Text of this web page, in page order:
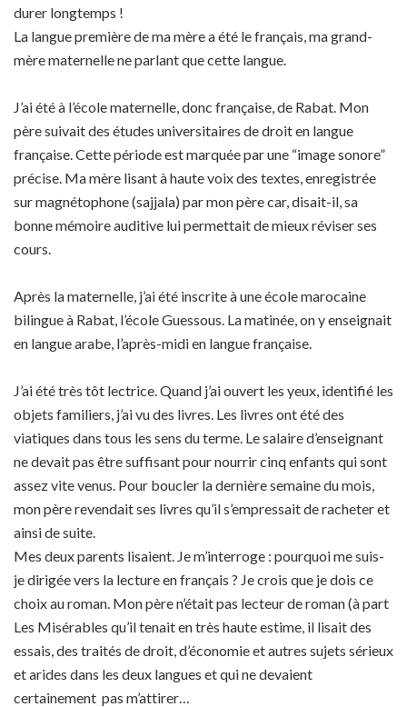
durer longtemps !
La langue première de ma mère a été le français, ma grand-
mère maternelle ne parlant que cette langue.
J’ai été à l’école maternelle, donc française, de Rabat. Mon
père suivait des études universitaires de droit en langue
française. Cette période est marquée par une “image sonore”
précise. Ma mère lisant à haute voix des textes, enregistrée
sur magnétophone (sajjala) par mon père car, disait-il, sa
bonne mémoire auditive lui permettait de mieux réviser ses
cours.
Après la maternelle, j’ai été inscrite à une école marocaine
bilingue à Rabat, l’école Guessous. La matinée, on y enseignait
en langue arabe, l’après-midi en langue française.
J’ai été très tôt lectrice. Quand j’ai ouvert les yeux, identifié les
objets familiers, j’ai vu des livres. Les livres ont été des
viatiques dans tous les sens du terme. Le salaire d’enseignant
ne devait pas être suffisant pour nourrir cinq enfants qui sont
assez vite venus. Pour boucler la dernière semaine du mois,
mon père revendait ses livres qu’il s’empressait de racheter et
ainsi de suite.
Mes deux parents lisaient. Je m’interroge : pourquoi me suis-
je dirigée vers la lecture en français ? Je crois que je dois ce
choix au roman. Mon père n’était pas lecteur de roman (à part
Les Misérables qu’il tenait en très haute estime, il lisait des
essais, des traités de droit, d’économie et autres sujets sérieux
et arides dans les deux langues et qui ne devaient
certainement pas m’attirer…